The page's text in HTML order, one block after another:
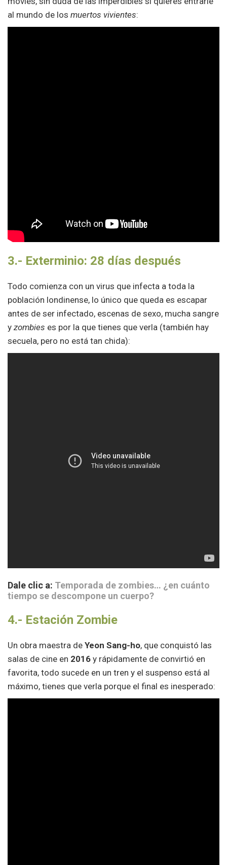
al mundo de los muertos vivientes:
3.- Exterminio: 28 días después
Todo comienza con un virus que infecta a toda la
población londinense, lo único que queda es escapar
antes de ser infectado, escenas de sexo, mucha sangre
y zombies es por la que tienes que verla (también hay
secuela, pero no está tan chida):
Dale clic a: Temporada de zombies… ¿en cuánto
tiempo se descompone un cuerpo?
4.- Estación Zombie
Un obra maestra de Yeon Sang-ho, que conquistó las
salas de cine en 2016 y rápidamente de convirtió en
favorita, todo sucede en un tren y el suspenso está al
máximo, tienes que verla porque el final es inesperado: